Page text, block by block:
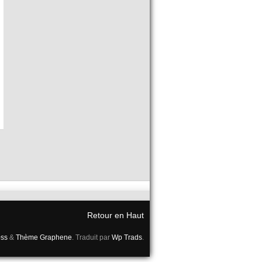
Retour en Haut
& Thème Graphene. Traduit par Wp Trads.